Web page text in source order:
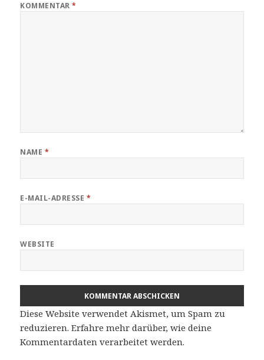
KOMMENTAR*
NAME *
E-MAIL-ADRESSE *
WEBSITE
Diese Website verwendet Akismet, um Spam zu
reduzieren.Erfahre mehr darüber, wie deine
Kommentardaten verarbeitet werden.